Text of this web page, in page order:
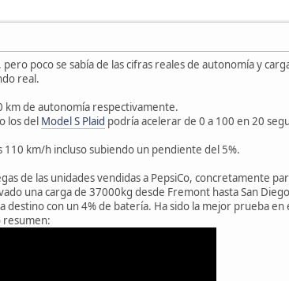
poco se sabía de las cifras reales de autonomía y
real.
km de autonomía respectivamente.
los del Model S Plaid podría acelerar de 0 a 100 en 20
km/h incluso subiendo un pendiente del 5%.
de las unidades vendidas a PepsiCo, concretamente
una carga de 37000kg desde Fremont hasta San
destino con un 4% de batería. Ha sido la mejor prueba
resumen: